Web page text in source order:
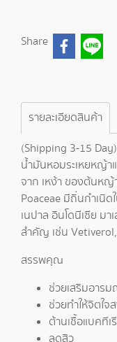
Share
รายละเอียดสินค้า
(Shipping 3-15
น้ำมันหอมระเหยหญ้า
จาก เหง้า ของต้นหญ้
Poaceae มีถิ่นกำเนิด
เนปาล อินโดนีเซีย มา
สำคัญ เช่น
สรรพคุณ
ช่วยเสริมอาร
ช่วยทำให้จิตใ
ต้านเชื้อแบคทีเ